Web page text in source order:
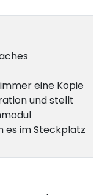
eine Kopie
und stellt
es im Steckplatz